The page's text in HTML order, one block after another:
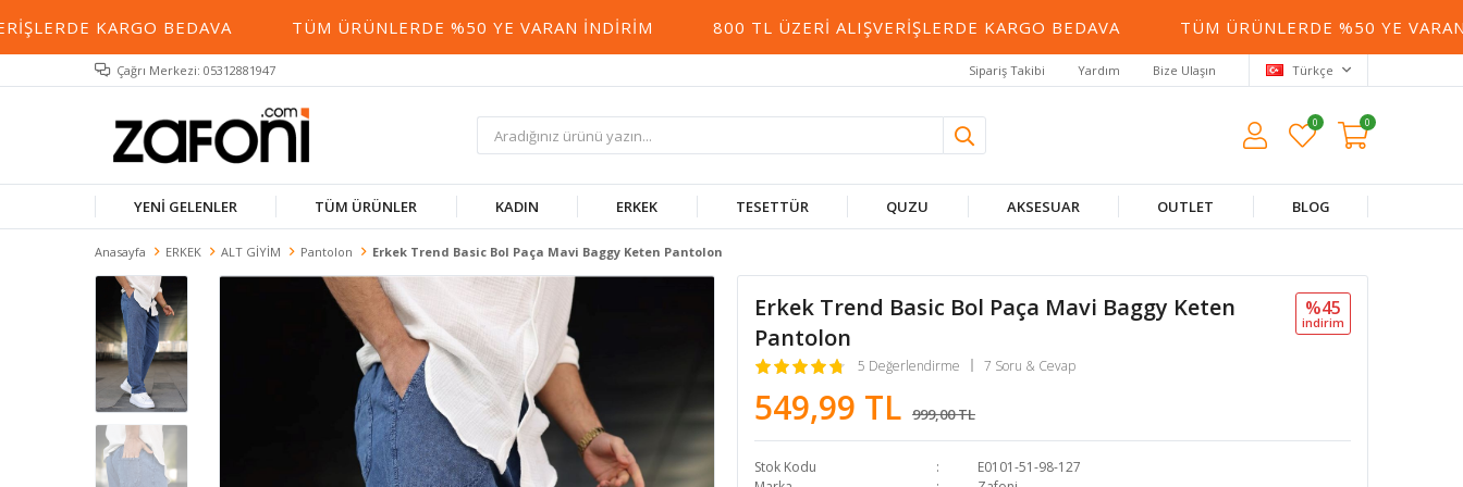
KARGO BEDAVA TÜM ÜRÜNLERDE %50 YE VARAN İNDIRIM 800 TL ÜZERI ALIŞVERIŞLERDE KARGO BEDAVA TÜM ÜRÜNLERDE %50 YE VARAN
Çağrı Merkezi: 05312881947 Sipariş Takibi Yardım Bize Ulaşın Türkçe
0 0
YENİ GELENLER TÜM ÜRÜNLER KADIN ERKEK TESETTÜR QUZU AKSESUAR OUTLET BLOG
Anasayfa ERKEK ALT GİYİM Pantolon Erkek Trend Basic Bol Paça Mavi Baggy Keten Pantolon
Erkek Trend Basic Bol Paça Mavi Baggy Keten
Pantolon
5 Değerlendirme 7 Soru & Cevap
549,99 TL 999,00 TL
%45
i̇ndi̇ri̇m
Stok Kodu
E0101-51-98-127